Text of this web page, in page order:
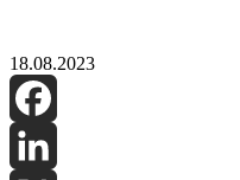
18.08.2023
Facebook